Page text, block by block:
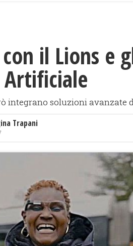
il Lions e
integrano soluzioni avanzate
Trapani